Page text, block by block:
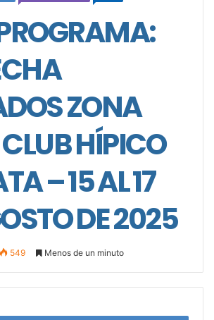
ZONA
HÍPICO
– 15 AL 17
DE 2025
549 Menos de un minuto